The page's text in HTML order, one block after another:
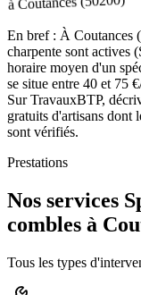
à
En bref : À Coutances
charpente sont actives
horaire moyen d'un
se situe entre 40 et 75
Sur TravauxBTP,
gratuits d'artisans dont
sont vérifiés.
Prestations
Nos services
combles à
Tous les types